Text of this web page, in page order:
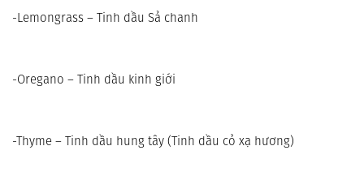
-Lemongrass – Tinh dầu Sả chanh
-Oregano – Tinh dầu kinh giới
-Thyme – Tinh dầu hung tây (Tinh dầu cỏ xạ hương)